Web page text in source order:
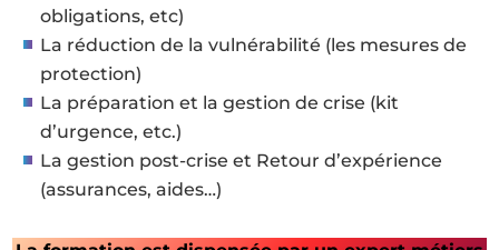
obligations, etc)
La réduction de la vulnérabilité (les mesures de
protection)
La préparation et la gestion de crise (kit
d’urgence, etc.)
La gestion post-crise et Retour d’expérience
(assurances, aides…)